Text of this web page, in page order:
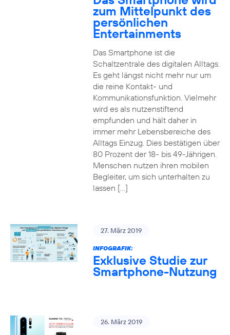
zum Mittelpunkt des
persönlichen
Entertainments
Das Smartphone ist die
Schaltzentrale des digitalen Alltags.
Es geht längst nicht mehr nur um
die reine Kontakt- und
Kommunikationsfunktion. Vielmehr
wird es als nutzenstiftend
empfunden und hält daher in
immer mehr Lebensbereiche des
Alltags Einzug. Dies bestätigen über
80 Prozent der 18- bis 49-Jährigen.
Menschen nutzen ihren mobilen
Begleiter, um sich unterhalten zu
lassen […]
27. März 2019
INFOGRAFIK:
Exklusive Studie zur
Smartphone-Nutzung
26. März 2019